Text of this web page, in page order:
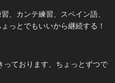
、カンテ練習、スペイン語、
っとでもいいから継続する！
っております、ちょっとずつで